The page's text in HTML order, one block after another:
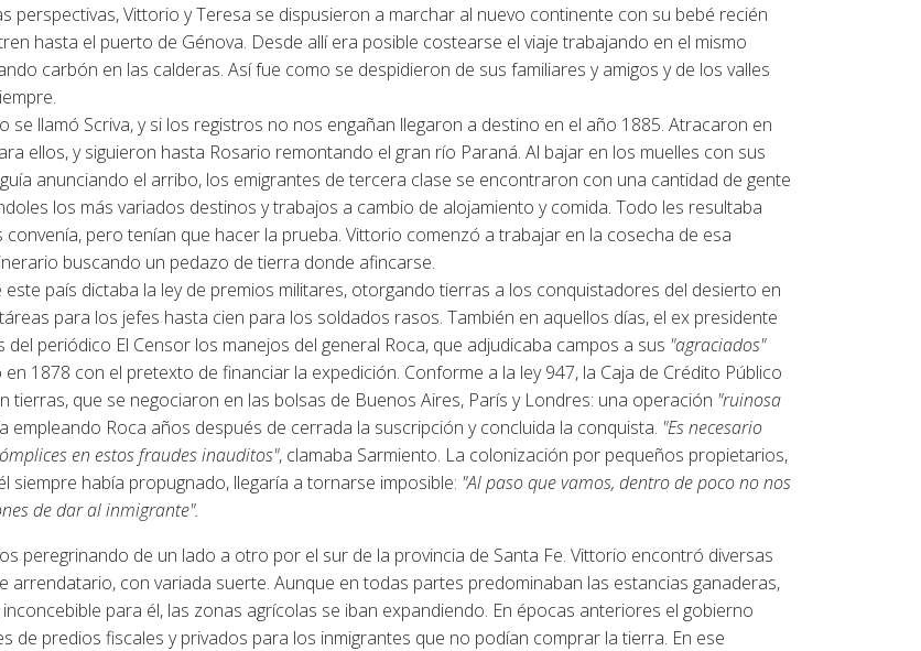
perspectivas, Vittorio y Teresa se dispusieron a marchar al nuevo continente con su bebé recién
hasta el puerto de Génova. Desde allí era posible costearse el viaje trabajando en el mismo
carbón en las calderas. Así fue como se despidieron de sus familiares y amigos y de los valles
llamó Scriva, y si los registros no nos engañan llegaron a destino en el año 1885. Atracaron en
ellos, y siguieron hasta Rosario remontando el gran río Paraná. Al bajar en los muelles con sus
anunciando el arribo, los emigrantes de tercera clase se encontraron con una cantidad de gente
los más variados destinos y trabajos a cambio de alojamiento y comida. Todo les resultaba
pero tenían que hacer la prueba. Vittorio comenzó a trabajar en la cosecha de esa
buscando un pedazo de tierra donde afincarse.
país dictaba la ley de premios militares, otorgando tierras a los conquistadores del desierto en
para los jefes hasta cien para los soldados rasos. También en aquellos días, el ex presidente
periódico El Censor los manejos del general Roca, que adjudicaba campos a sus "agraciados"
1878 con el pretexto de financiar la expedición. Conforme a la ley 947, la Caja de Crédito Público
tierras, que se negociaron en las bolsas de Buenos Aires, París y Londres: una operación "ruinosa
empleando Roca años después de cerrada la suscripción y concluida la conquista. "Es necesario
en estos fraudes inauditos", clamaba Sarmiento. La colonización por pequeños propietarios,
siempre había propugnado, llegaría a tornarse imposible: "Al paso que vamos, dentro de poco no nos
de dar al inmigrante".
peregrinando de un lado a otro por el sur de la provincia de Santa Fe. Vittorio encontró diversas
arrendatario, con variada suerte. Aunque en todas partes predominaban las estancias ganaderas,
para él, las zonas agrícolas se iban expandiendo. En épocas anteriores el gobierno
de predios fiscales y privados para los inmigrantes que no podían comprar la tierra. En ese